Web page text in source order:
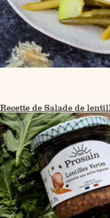
Recette de Salade de